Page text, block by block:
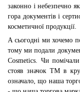
законно і небезпечно
гора документів і
косметичної продукції.
А сьогодні ми хочемо
тому ми подали
Cosmetics. Чи
стояв значок ТМ в
означало, що наша